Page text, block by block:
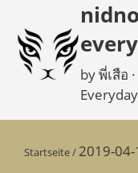
by พี่เสือ
Startseite/2019-04-